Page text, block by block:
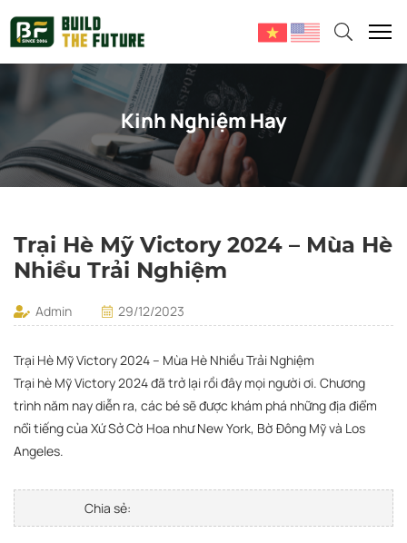
Kinh Nghiệm Hay
Trại Hè Mỹ Victory 2024 – Mùa Hè
Nhiều Trải Nghiệm
Admin 29/12/2023
Trại Hè Mỹ Victory 2024 – Mùa Hè Nhiều Trải Nghiệm
Trại hè Mỹ Victory 2024 đã trở lại rồi đây mọi người ơi. Chương
trình năm nay diễn ra, các bé sẽ được khám phá những địa điểm
nổi tiếng của Xứ Sở Cờ Hoa như New York, Bờ Đông Mỹ và Los
Angeles.
Chia sẻ: